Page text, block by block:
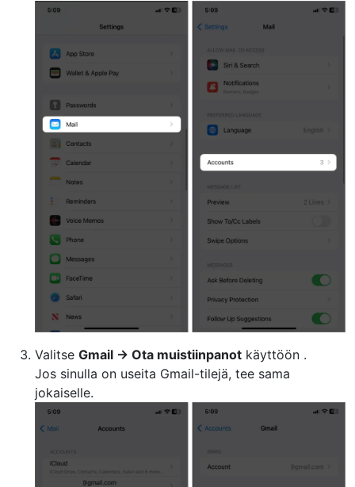
Valitse Gmail → Ota muistiinpanot käyttöön .
Jos sinulla on useita Gmail-tilejä, tee sama
jokaiselle.